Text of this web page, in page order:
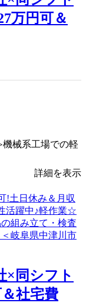
万円可＆
械系工場での軽
詳細を表示
×同シフト
社宅費